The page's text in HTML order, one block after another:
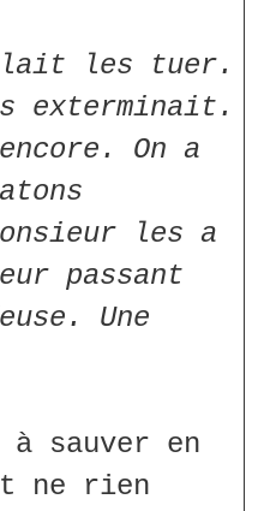
les tuer.
exterminait.
On a
les a
passant
Une
sauver en
ne rien